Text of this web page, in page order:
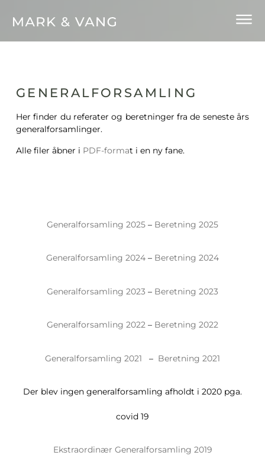
GENERALFORSAMLING
Her finder du referater og beretninger fra de seneste års
generalforsamlinger.
Alle filer åbner i PDF-format i en ny fane.
Generalforsamling 2025 – Beretning 2025
Generalforsamling 2024 – Beretning 2024
Generalforsamling 2023 – Beretning 2023
Generalforsamling 2022 – Beretning 2022
Generalforsamling 2021 – Beretning 2021
Der blev ingen generalforsamling afholdt i 2020 pga.
covid 19
Ekstraordinær Generalforsamling 2019